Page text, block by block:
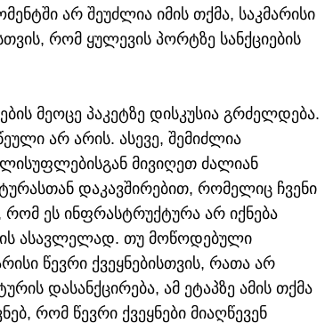
არ შეუძლია იმის თქმა, საკმარისი
რომ ყულევის პორტზე სანქციების
მეოცე პაკეტზე დისკუსია გრძელდება.
არ არის. ასევე, შემიძლია
მივიღეთ ძალიან
დაკავშირებით, რომელიც ჩვენი
რომ ეს ინფრასტრუქტურა არ იქნება
ასავლელად. თუ მოწოდებული
წევრი ქვეყნებისთვის, რათა არ
დასანქცირება, ამ ეტაპზე ამის თქმა
რომ წევრი ქვეყნები მიაღწევენ